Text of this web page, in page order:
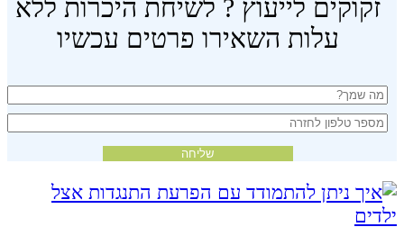
זקוקים לייעוץ ? לשיחת היכרות ללא
עלות השאירו פרטים עכשיו